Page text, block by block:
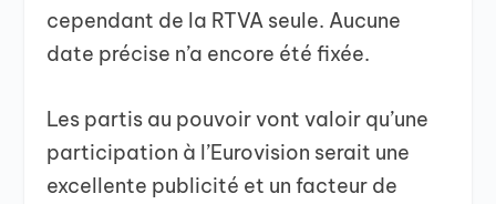
cependant de la RTVA seule. Aucune
date précise n’a encore été fixée.
Les partis au pouvoir vont valoir qu’une
participation à l’Eurovision serait une
excellente publicité et un facteur de